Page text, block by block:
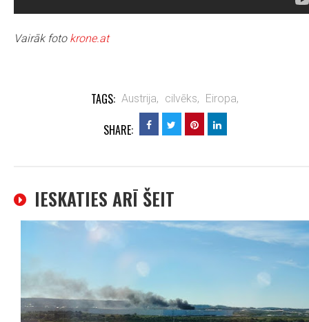
Vairāk foto krone.at
TAGS: Austrija, cilvēks, Eiropa,
SHARE:
IESKATIES ARĪ ŠEIT